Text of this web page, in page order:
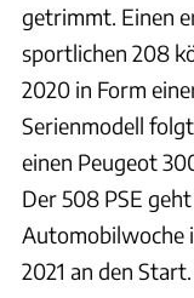
getrimmt. Einen
sportlichen 208
2020 in Form
Serienmodell
einen Peugeot
Der 508 PSE
Automobilwoche
2021 an den Start.